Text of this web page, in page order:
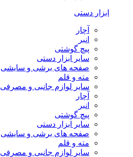
ابزار دستی
آچار
انبر
پیچ گوشتی
سایر ابزار دستی
صفحه های برشی و سایشی
مته و قلم
سایر لوازم جانبی و مصرفی
آچار
انبر
پیچ گوشتی
سایر ابزار دستی
صفحه های برشی و سایشی
مته و قلم
سایر لوازم جانبی و مصرفی